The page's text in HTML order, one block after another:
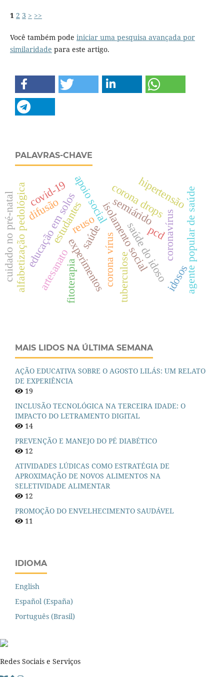
1 2 3 > >>
Você também pode iniciar uma pesquisa avançada por
similaridade para este artigo.
PALAVRAS-CHAVE
corona vírus
isolamento social
semiárido
estudantesapoio social
saúde do idoso
educação em solos
alfabetização pedológica corona drops
coronavírus
experimentos
hipertensão
covid-19
saúde
artesanato
reuso
tuberculose agente popular de saúde
idosos
pcd
cuidado no pré-natal fitoterapia
difusão
MAIS LIDOS NA ÚLTIMA SEMANA
AÇÃO EDUCATIVA SOBRE O AGOSTO LILÁS: UM RELATO
DE EXPERIÊNCIA
19
INCLUSÃO TECNOLÓGICA NA TERCEIRA IDADE: O
IMPACTO DO LETRAMENTO DIGITAL
14
PREVENÇÃO E MANEJO DO PÉ DIABÉTICO
12
ATIVIDADES LÚDICAS COMO ESTRATÉGIA DE
APROXIMAÇÃO DE NOVOS ALIMENTOS NA
SELETIVIDADE ALIMENTAR
12
PROMOÇÃO DO ENVELHECIMENTO SAUDÁVEL
11
IDIOMA
English
Español (España)
Português (Brasil)
Redes Sociais e Serviços